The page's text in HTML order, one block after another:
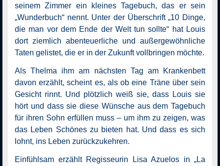
seinem Zimmer ein kleines Tagebuch, das er sein
„Wunderbuch“ nennt. Unter der Überschrift „10 Dinge,
die man vor dem Ende der Welt tun sollte“ hat Louis
dort ziemlich abenteuerliche und außergewöhnliche
Taten gelistet, die er in der Zukunft vollbringen möchte.
Als Thelma ihm am nächsten Tag am Krankenbett
davon erzählt, scheint es, als ob eine Träne über sein
Gesicht rinnt. Und plötzlich weiß sie, dass Louis sie
hört und dass sie diese Wünsche aus dem Tagebuch
für ihren Sohn erfüllen muss – um ihm zu zeigen, was
das Leben Schönes zu bieten hat. Und dass es sich
lohnt, ins Leben zurückzukehren.
Einfühlsam erzählt Regisseurin Lisa Azuelos in „La